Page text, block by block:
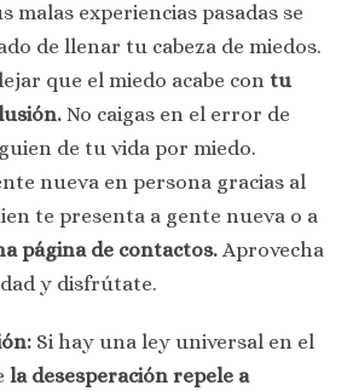
malas experiencias pasadas se
de llenar tu cabeza de miedos.
que el miedo acabe con tu
No caigas en el error de
de tu vida por miedo.
nueva en persona gracias al
te presenta a gente nueva o a
página de contactos.Aprovecha
y disfrútate.
Si hay una ley universal en el
la desesperación repele a